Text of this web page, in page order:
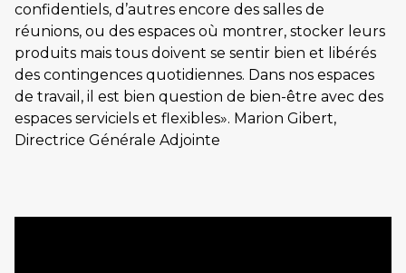
confidentiels, d’autres encore des salles de
réunions, ou des espaces où montrer, stocker leurs
produits mais tous doivent se sentir bien et libérés
des contingences quotidiennes. Dans nos espaces
de travail, il est bien question de bien-être avec des
espaces serviciels et flexibles». Marion Gibert,
Directrice Générale Adjointe